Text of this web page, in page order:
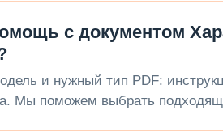
с документом
и нужный тип PDF:
Мы поможем выбрать